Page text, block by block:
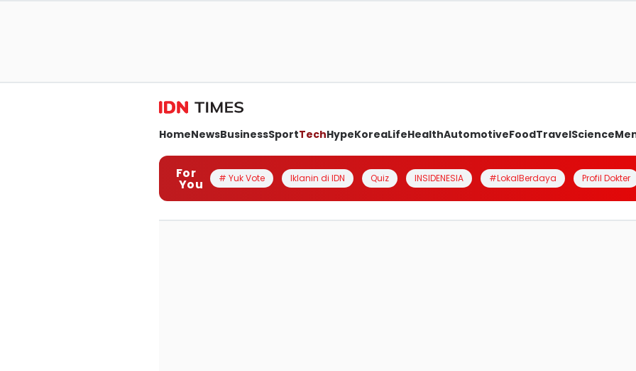
HomeNewsBusinessSportTechHypeKoreaLifeHealthAutomotiveFoodTravelScience
For
You # Yuk Vote Iklanin di IDN Quiz INSIDENESIA #LokalBerdaya Profil Dokter